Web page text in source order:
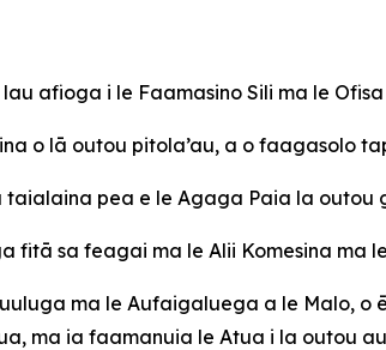
afioga i le Faamasino Sili ma le
o lā outou pitola’au, a o faagasolo
pea e le Agaga Paia la outou
fitā sa feagai ma le Alii Komesina ma
ma le Aufaigaluega a le Malo,
ma ia faamanuia le Atua i la outou